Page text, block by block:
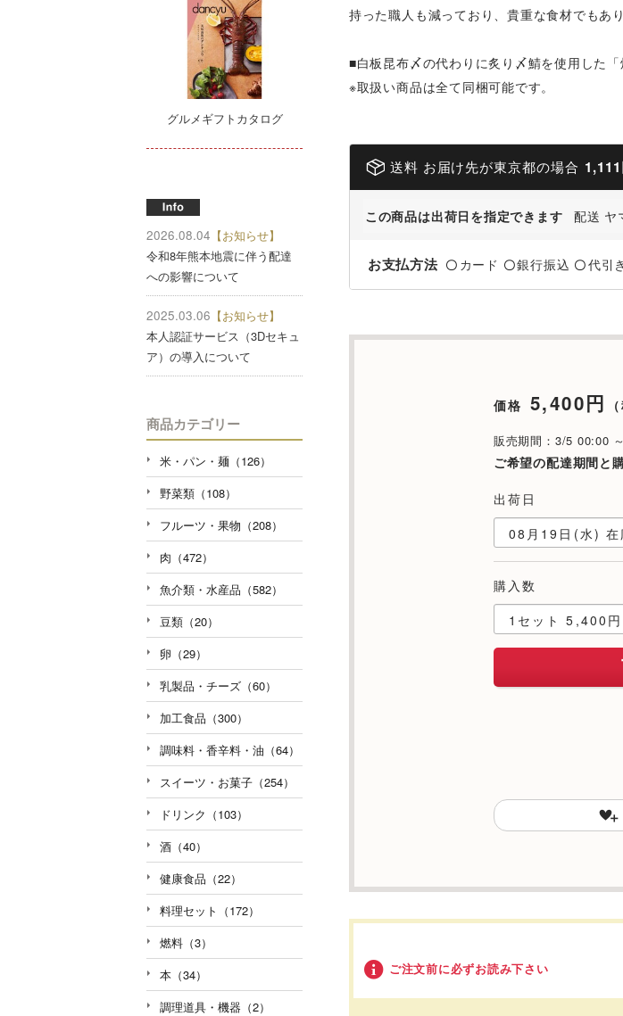
持った職人も減っており、貴重な食材でもあり
■白板昆布〆の代わりに炙り〆鯖を使用した
※取扱い商品は全て同梱可能です。
送料 お届け先が東京都の場合
この商品は出荷日を指定できます 配送 ヤ
お支払方法 〇 カード 〇銀行振込 〇代引
価格 5,400円
販売期間：3/5 00:00
ご希望の配達期間と
出荷日
購入数
ご注文前に必ずお読み下さい
グルメギフトカタログ
2026.08.04 【お知らせ】
令和8年熊本地震に伴う配達
への影響について
2025.03.06 【お知らせ】
本人認証サービス（3Dセキュ
ア）の導入について
商品カテゴリー
米・パン・麺（126）
野菜類（108）
フルーツ・果物（208）
肉（472）
魚介類・水産品（582）
豆類（20）
卵（29）
乳製品・チーズ（60）
加工食品（300）
調味料・香辛料・油（64）
スイーツ・お菓子（254）
ドリンク（103）
酒（40）
健康食品（22）
料理セット（172）
燃料（3）
本（34）
調理道具・機器（2）